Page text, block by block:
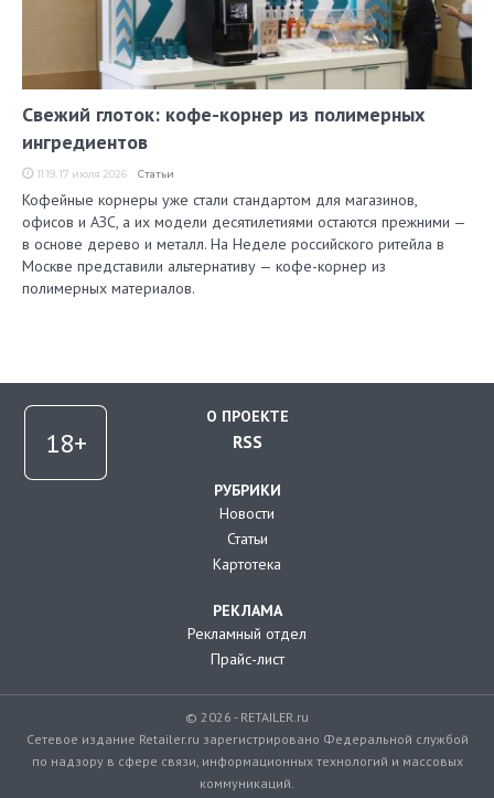
Свежий глоток: кофе-корнер из полимерных
ингредиентов
11:19, 17 июля 2026 Статьи
Кофейные корнеры уже стали стандартом для магазинов,
офисов и АЗС, а их модели десятилетиями остаются прежними —
в основе дерево и металл. На Неделе российского ритейла в
Москве представили альтернативу — кофе-корнер из
полимерных материалов.
О ПРОЕКТЕ
RSS
РУБРИКИ
Новости
Статьи
Картотека
РЕКЛАМА
Рекламный отдел
Прайс-лист
© 2026 - RETAILER.ru
Сетевое издание Retailer.ru зарегистрировано Федеральной службой
по надзору в сфере связи, информационных технологий и массовых
коммуникаций.